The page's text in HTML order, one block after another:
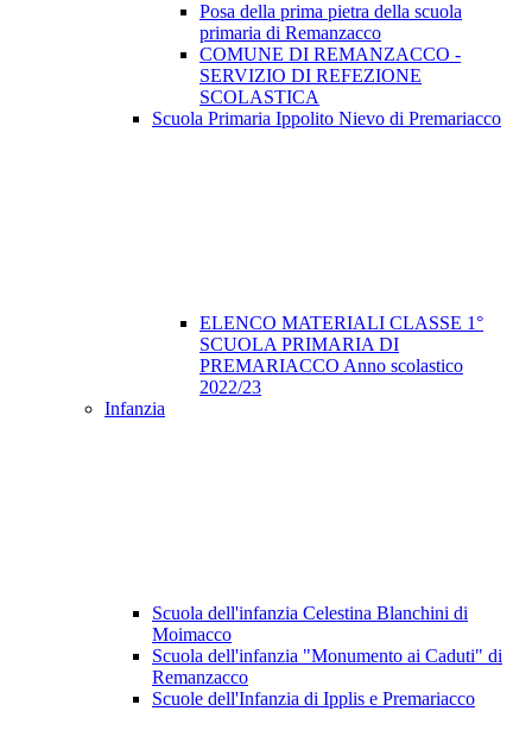
Posa della prima pietra della scuola
primaria di Remanzacco
COMUNE DI REMANZACCO -
SERVIZIO DI REFEZIONE
SCOLASTICA
Scuola Primaria Ippolito Nievo di Premariacco
ELENCO MATERIALI CLASSE 1°
SCUOLA PRIMARIA DI
PREMARIACCO Anno scolastico
2022/23
Infanzia
Scuola dell'infanzia Celestina Blanchini di
Moimacco
Scuola dell'infanzia "Monumento ai Caduti" di
Remanzacco
Scuole dell'Infanzia di Ipplis e Premariacco